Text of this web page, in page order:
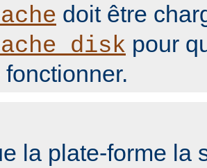
doit être
pour
la plate-forme la